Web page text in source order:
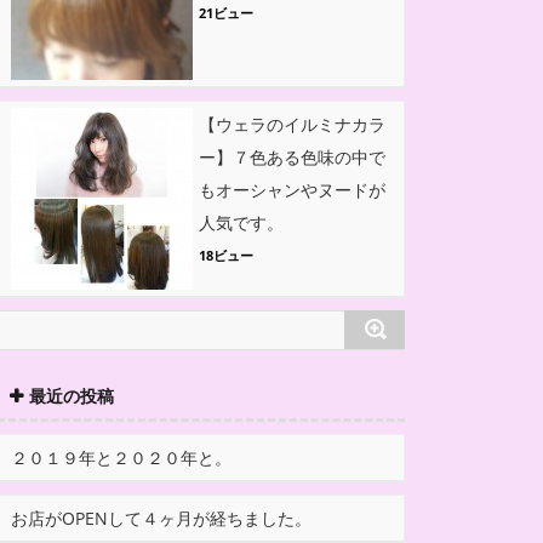
21ビュー
【ウェラのイルミナカラ
ー】７色ある色味の中で
もオーシャンやヌードが
人気です。
18ビュー
最近の投稿
２０１９年と２０２０年と。
お店がOPENして４ヶ月が経ちました。